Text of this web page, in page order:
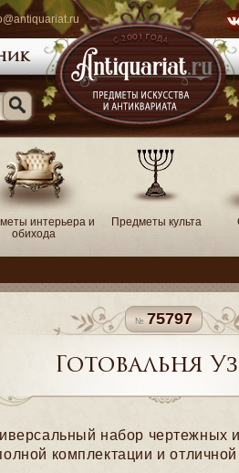
интерьера и
обихода
Предметы культа
75797
Готовальня
набор чертежных
комплектации и